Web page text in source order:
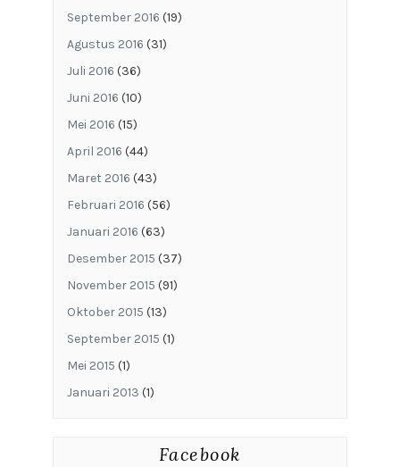
September 2016 (19)
Agustus 2016 (31)
Juli 2016 (36)
Juni 2016 (10)
Mei 2016 (15)
April 2016 (44)
Maret 2016 (43)
Februari 2016 (56)
Januari 2016 (63)
Desember 2015 (37)
November 2015 (91)
Oktober 2015 (13)
September 2015 (1)
Mei 2015 (1)
Januari 2013 (1)
Facebook